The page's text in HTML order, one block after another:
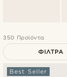
350 Προϊόντα
ΦΊΛΤΡΑ
Best Seller